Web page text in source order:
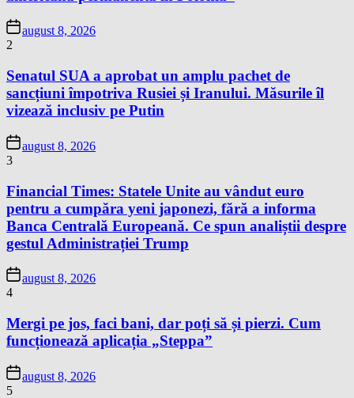
august 8, 2026
2
Senatul SUA a aprobat un amplu pachet de
sancțiuni împotriva Rusiei și Iranului. Măsurile îl
vizează inclusiv pe Putin
august 8, 2026
3
Financial Times: Statele Unite au vândut euro
pentru a cumpăra yeni japonezi, fără a informa
Banca Centrală Europeană. Ce spun analiștii despre
gestul Administrației Trump
august 8, 2026
4
Mergi pe jos, faci bani, dar poți să și pierzi. Cum
funcționează aplicația „Steppa”
august 8, 2026
5